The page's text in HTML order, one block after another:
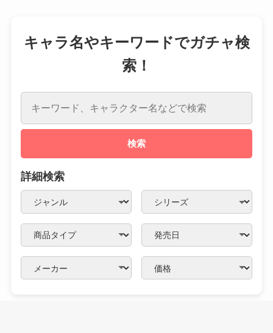
キャラ名やキーワードでガチャ検
索！
検索
詳細検索